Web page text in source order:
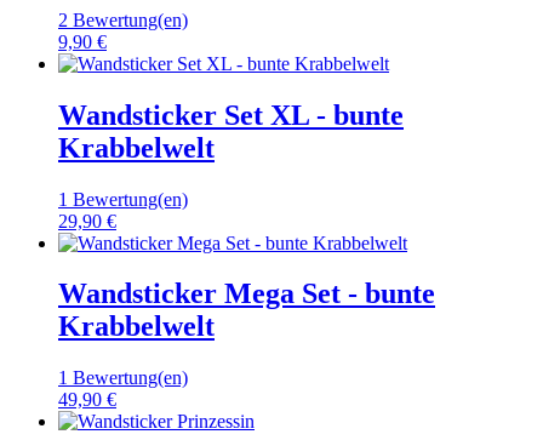
2 Bewertung(en)
9,90 €
Wandsticker Set XL - bunte
Krabbelwelt
1 Bewertung(en)
29,90 €
Wandsticker Mega Set - bunte
Krabbelwelt
1 Bewertung(en)
49,90 €